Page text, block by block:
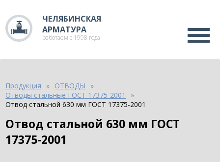
ЧЕЛЯБИНСКАЯ
АРМАТУРА
работаем с 1998 года
Продукция
ОТВОДЫ
Отводы стальные ГОСТ 17375-2001
Отвод стальной 630 мм ГОСТ 17375-2001
Отвод стальной 630 мм ГОСТ
17375-2001